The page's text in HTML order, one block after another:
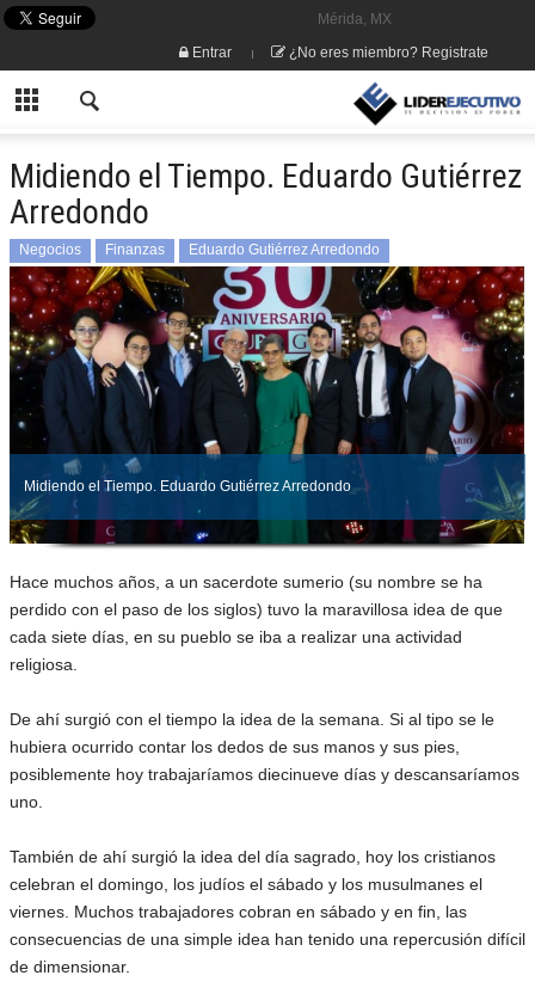
Mérida, MX
Entrar
¿No eres miembro? Registrate
Midiendo el Tiempo. Eduardo Gutiérrez
Arredondo
Negocios Finanzas Eduardo Gutiérrez Arredondo
Midiendo el Tiempo. Eduardo Gutiérrez Arredondo
Hace muchos años, a un sacerdote sumerio (su nombre se ha
perdido con el paso de los siglos) tuvo la maravillosa idea de que
cada siete días, en su pueblo se iba a realizar una actividad
religiosa.
De ahí surgió con el tiempo la idea de la semana. Si al tipo se le
hubiera ocurrido contar los dedos de sus manos y sus pies,
posiblemente hoy trabajaríamos diecinueve días y descansaríamos
uno.
También de ahí surgió la idea del día sagrado, hoy los cristianos
celebran el domingo, los judíos el sábado y los musulmanes el
viernes. Muchos trabajadores cobran en sábado y en fin, las
consecuencias de una simple idea han tenido una repercusión difícil
de dimensionar.